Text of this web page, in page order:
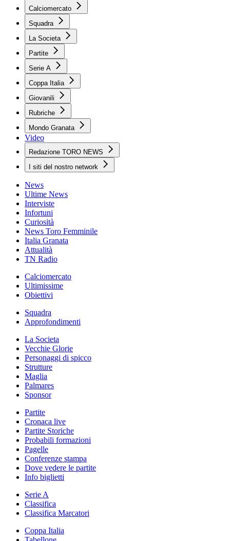
Calciomercato
Squadra
La Societa
Partite
Serie A
Coppa Italia
Giovanili
Rubriche
Mondo Granata
Video
Redazione TORO NEWS
I siti del nostro network
News
Ultime News
Interviste
Infortuni
Curiosità
News Toro Femminile
Italia Granata
Attualità
TN Radio
Calciomercato
Ultimissime
Obiettivi
Squadra
Approfondimenti
La Societa
Vecchie Glorie
Personaggi di spicco
Strutture
Maglia
Palmares
Sponsor
Partite
Cronaca live
Partite Storiche
Probabili formazioni
Pagelle
Conferenze stampa
Dove vedere le partite
Info biglietti
Serie A
Classifica
Classifica Marcatori
Coppa Italia